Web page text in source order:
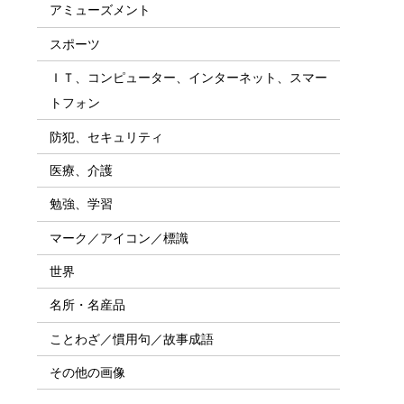
アミューズメント
スポーツ
ＩＴ、コンピューター、インターネット、スマー
トフォン
防犯、セキュリティ
医療、介護
勉強、学習
マーク／アイコン／標識
世界
名所・名産品
ことわざ／慣用句／故事成語
その他の画像